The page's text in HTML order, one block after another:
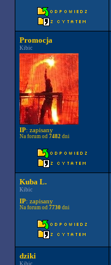
Promocja
Kibic
IP: zapisany
Na forum od 7482dni
Kuba L.
Kibic
IP: zapisany
Na forum od 7730dni
dziki
Kibic